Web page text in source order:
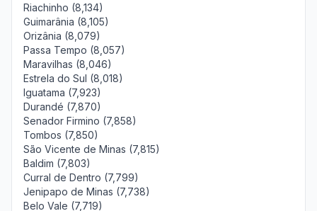
Riachinho (8,134)
Guimarânia (8,105)
Orizânia (8,079)
Passa Tempo (8,057)
Maravilhas (8,046)
Estrela do Sul (8,018)
Iguatama (7,923)
Durandé (7,870)
Senador Firmino (7,858)
Tombos (7,850)
São Vicente de Minas (7,815)
Baldim (7,803)
Curral de Dentro (7,799)
Jenipapo de Minas (7,738)
Belo Vale (7,719)